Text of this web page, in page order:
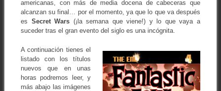
americanas, con más de media docena de cabeceras que
alcanzan su final… por el momento, ya que lo que va después
es Secret Wars (¡la semana que viene!) y lo que vaya a
suceder tras el gran evento del siglo es una incógnita.
A continuación tienes el
listado con los títulos
nuevos que en unas
horas podremos leer, y
más abajo las imágenes